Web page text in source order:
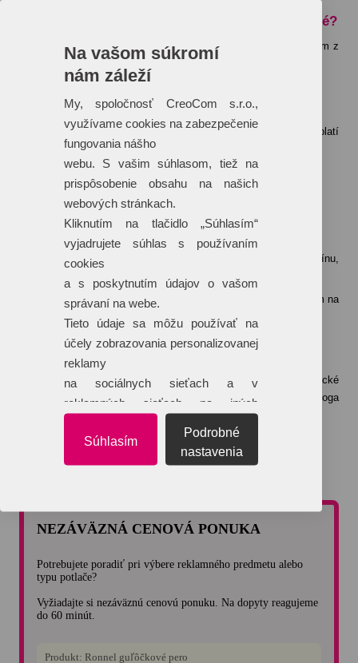
Aké súbory sú pre tlač a prípravu grafiky vhodné?
Tlačové dáta je potrebné dodať v krivkovom formáte v niektorom z
Alebo v „obrázkovom“ formáte v rozlíšení minimálne 300 Dpi (platí
len pre technológiu digitálnej – plnofarebnej tlače)
Ako dlho bude trvať celková produkcia?
Celková produkcia bude realizovaná podľa konkrétneho termínu,
ktorý je uvedený v cenovej ponuke.
Konkrétny termín dodania je uvedený vždy individuálne vzhľadom na
aktuálny harmonogram tlače vybranej technológie.
Čo ak nemám logo v krivkách?
Logo do tlačového a teda krivkového formátu Vám naše grafické
štúdio dokáže „prekresliť“ na základe zaslaného iného formátu loga
(napríklad JPG formát).
Táto služba je spoplatnená sumou 25 €/hodina grafických prác.
NEZÁVÄZNÁ CENOVÁ PONUKA
Potrebujete poradiť pri výbere reklamného predmetu alebo
typu potlače?
Vyžiadajte si nezáväznú cenovú ponuku. Na dopyty reagujeme
do 60 minút.
Na vašom súkromí
nám záleží
My, spoločnosť CreoCom s.r.o.,
využívame cookies na zabezpečenie
fungovania nášho
webu. S vašim súhlasom, tiež na
prispôsobenie obsahu na našich
webových stránkach.
Kliknutím na tlačidlo „Súhlasím“
vyjadrujete súhlas s používaním
cookies
a s poskytnutím údajov o vašom
správaní na webe.
Tieto údaje sa môžu používať na
účely zobrazovania personalizovanej
reklamy
na sociálnych sieťach a v
reklamných sieťach na iných
Súhlasím
Podrobné
nastavenia